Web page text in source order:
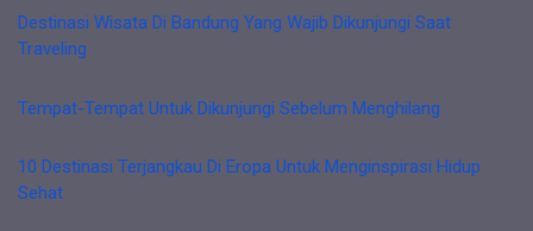
Destinasi Wisata Di Bandung Yang Wajib Dikunjungi Saat
Traveling
Tempat-Tempat Untuk Dikunjungi Sebelum Menghilang
10 Destinasi Terjangkau Di Eropa Untuk Menginspirasi Hidup
Sehat